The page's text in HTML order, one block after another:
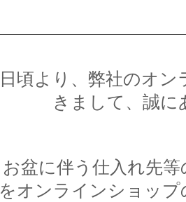
日頃より、弊社のオ
きまして、誠
お盆に伴う仕入れ先
をオンラインショッ